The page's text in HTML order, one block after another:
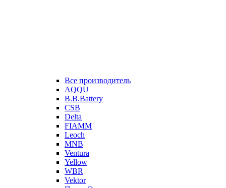
Все производитель
AQQU
B.B.Battery
CSB
Delta
FIAMM
Leoch
MNB
Ventura
Yellow
WBR
Vektor